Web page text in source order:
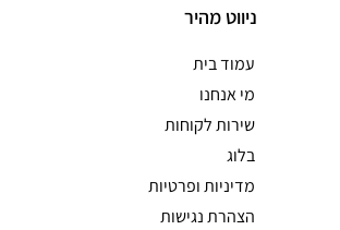
ניווט מהיר
עמוד בית
מי אנחנו
שירות לקוחות
בלוג
מדיניות ופרטיות
הצהרת נגישות